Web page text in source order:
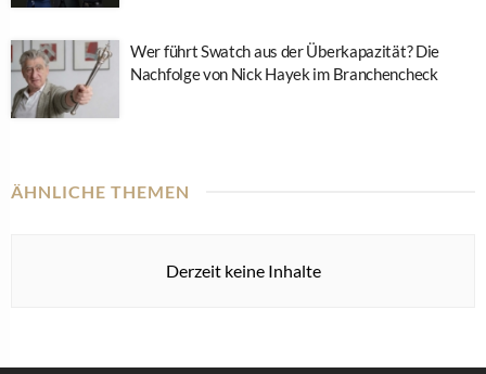
Wer führt Swatch aus der Überkapazität? Die
Nachfolge von Nick Hayek im Branchencheck
ÄHNLICHE THEMEN
Derzeit keine Inhalte